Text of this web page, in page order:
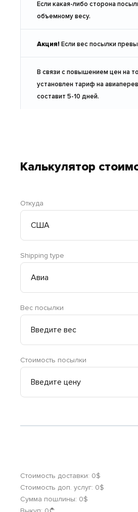
Если какая-либо сторона
объемному весу.
Акция! Если вес посылки
В связи с повышением цен на
установлен тариф на
составит 5-10 дней.
Калькулятор
Откуда
Shipping type
Вес посылки
Стоимость посылки
Стоимость доставки: 0$
Стоимость доп. услуг: 0$
Сумма пошлины: 0$